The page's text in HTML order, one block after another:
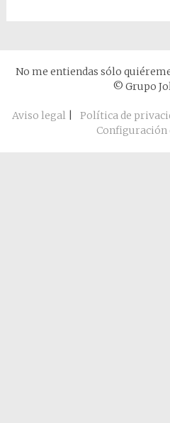
No me entiendas sólo
© Grupo
Aviso legal| Política de
Configuración